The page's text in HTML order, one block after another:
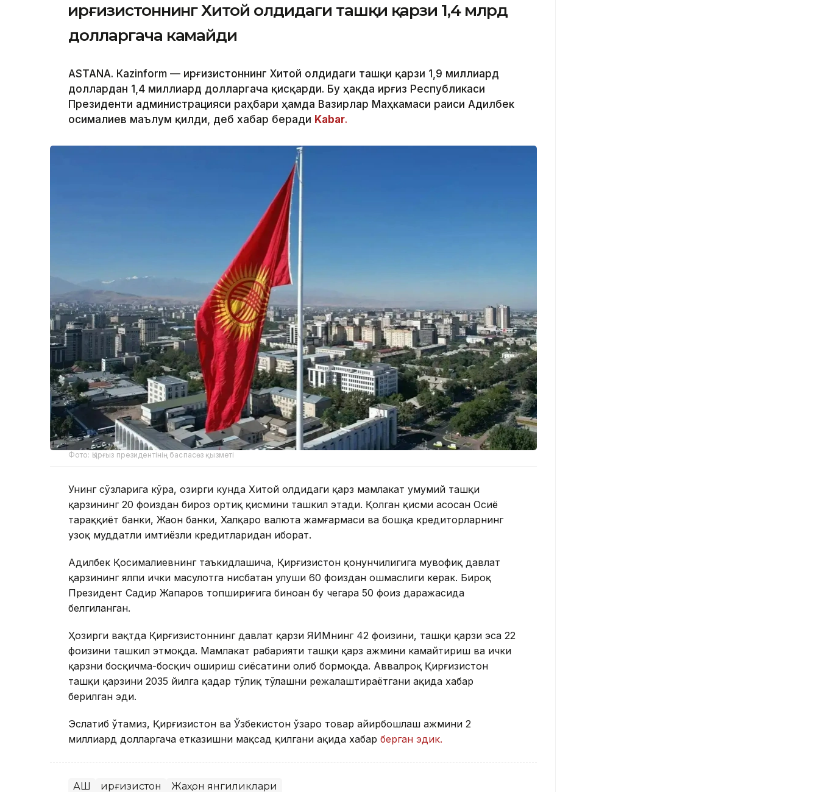
Қирғизистоннинг Хитой олдидаги ташқи қарзи 1,4 млрд
долларгача камайди
ASTANА. Кazinform — Қирғизистоннинг Хитой олдидаги ташқи қарзи 1,9 миллиард
доллардан 1,4 миллиард долларгача қисқарди. Бу ҳақда Қирғиз Республикаси
Президенти администрацияси раҳбари ҳамда Вазирлар Маҳкамаси раиси Адилбек
Қосималиев маълум қилди, деб хабар беради Kabar.
Фото: Қырғыз президентінің баспасөз қызметі
Унинг сўзларига кўра, ҳозирги кунда Хитой олдидаги қарз мамлакат умумий ташқи
қарзининг 20 фоиздан бироз ортиқ қисмини ташкил этади. Қолган қисми асосан Осиё
тараққиёт банки, Жаҳон банки, Халқаро валюта жамғармаси ва бошқа кредиторларнинг
узоқ муддатли имтиёзли кредитларидан иборат.
Адилбек Қосималиевнинг таъкидлашича, Қирғизистон қонунчилигига мувофиқ давлат
қарзининг ялпи ички маҳсулотга нисбатан улуши 60 фоиздан ошмаслиги керак. Бироқ
Президент Садир Жапаров топшириғига биноан бу чегара 50 фоиз даражасида
белгиланган.
Ҳозирги вақтда Қирғизистоннинг давлат қарзи ЯИМнинг 42 фоизини, ташқи қарзи эса 22
фоизини ташкил этмоқда. Мамлакат раҳбарияти ташқи қарз ҳажмини камайтириш ва ички
қарзни босқичма-босқич ошириш сиёсатини олиб бормоқда. Аввалроқ Қирғизистон
ташқи қарзини 2035 йилга қадар тўлиқ тўлашни режалаштираётгани ҳақида хабар
берилган эди.
Эслатиб ўтамиз, Қирғизистон ва Ўзбекистон ўзаро товар айирбошлаш ҳажмини 2
миллиард долларгача етказишни мақсад қилгани ҳақида хабар берган эдик.
АҚШ Қирғизистон Жаҳон янгиликлари